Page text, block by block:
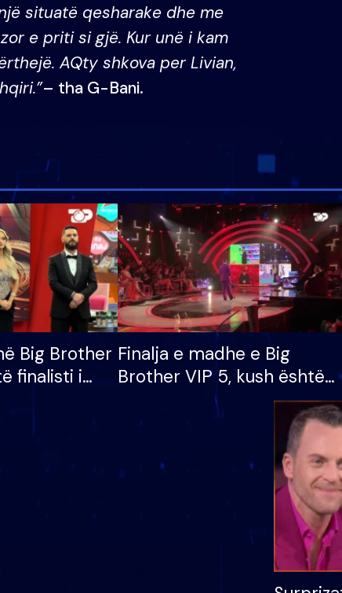
situatë qesharake dhe me
e priti si gjë. Kur unë i kam
AQty shkova per Livian,
– tha G-Bani.
Big Brother
finalisti i
Finalja e madhe e Big
Brother VIP 5, kush është
banori i parë që lë shtëpinë
dhe humb mundësinë për
të fituar çmimin e madh